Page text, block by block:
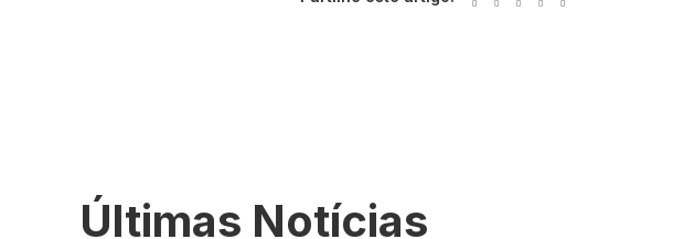
Últimas Notícias